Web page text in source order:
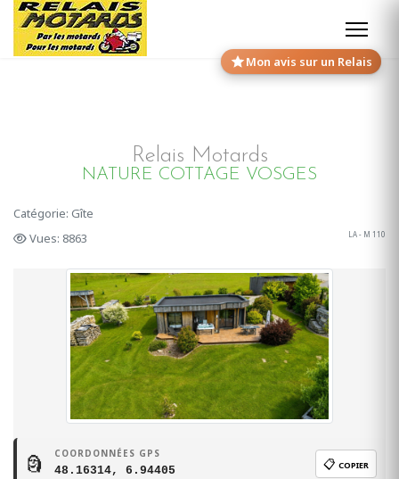
Mon avis sur un Relais
Relais Motards
NATURE COTTAGE VOSGES
Catégorie: Gîte
Vues: 8863
LA - M 110
🗿 COORDONNÉES GPS
48.16314, 6.94405 📋 COPIER